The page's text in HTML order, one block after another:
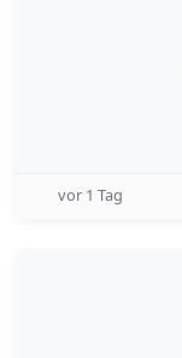
vor 1 Tag